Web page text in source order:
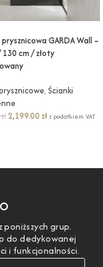
GARDA Wall –
cm / złoty
, Ścianki
zł 2,199.00 złz podatkiem VAT
poniższych grup.
do dedykowanej
i funkcjonalności.